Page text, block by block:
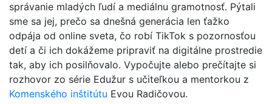
správanie mladých ľudí a mediálnu gramotnosť. Pýtali
sme sa jej, prečo sa dnešná generácia len ťažko
odpája od online sveta, čo robí TikTok s pozornosťou
detí a či ich dokážeme pripraviť na digitálne prostredie
tak, aby ich posilňovalo. Vypočujte alebo prečítajte si
rozhovor zo série Edužur s učiteľkou a mentorkou z
Komenského inštitútu Evou Radičovou.